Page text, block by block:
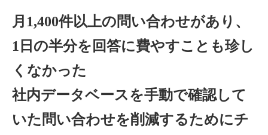
月1,400件以上の問い合わせがあり、
1日の半分を回答に費やすことも珍し
くなかった
社内データベースを手動で確認して
いた問い合わせを削減するためにチ